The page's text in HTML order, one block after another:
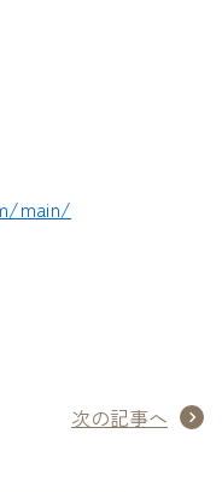
main/
次の記事へ